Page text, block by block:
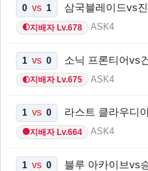
0 VS 1 삼국블레이드vs
🌓지배자 Lv.678 ASK4
1 VS 0 소닉 프론티어vs
🌓지배자 Lv.675 ASK4
1 VS 0 라스트 클라우디
🌑지배자 Lv.664 ASK4
1 VS 0 블루 아카이브vs